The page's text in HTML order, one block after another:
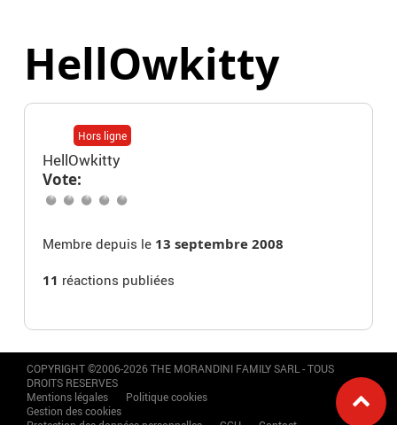
HellOwkitty
Hors ligne
HellOwkitty
Vote:
Membre depuis le 13 septembre 2008
11 réactions publiées
COPYRIGHT ©2006-2026 THE MORANDINI FAMILY SARL - TOUS
DROITS RESERVES
Mentions légales
Politique cookies
Gestion des cookies